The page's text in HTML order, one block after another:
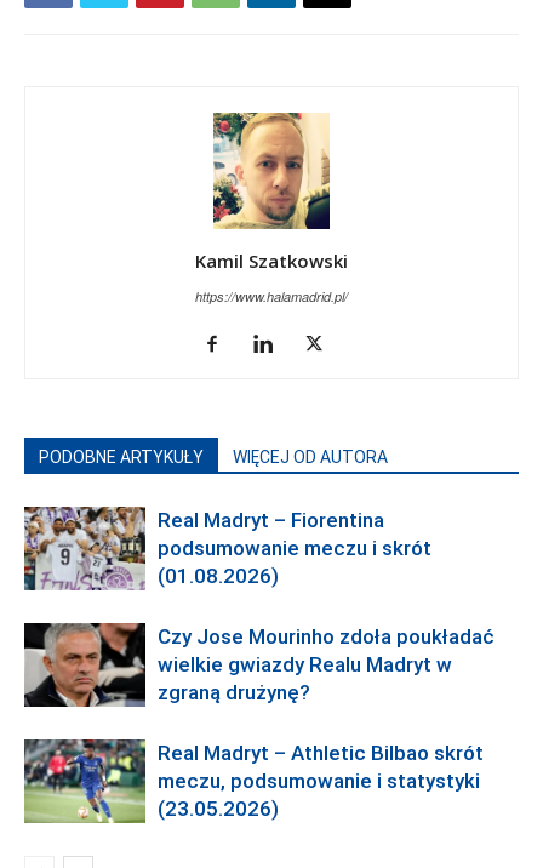
Kamil Szatkowski
https://www.halamadrid.pl/
PODOBNE ARTYKUŁY WIĘCEJ OD AUTORA
Real Madryt – Fiorentina
podsumowanie meczu i skrót
(01.08.2026)
Czy Jose Mourinho zdoła poukładać
wielkie gwiazdy Realu Madryt w
zgraną drużynę?
Real Madryt – Athletic Bilbao skrót
meczu, podsumowanie i statystyki
(23.05.2026)